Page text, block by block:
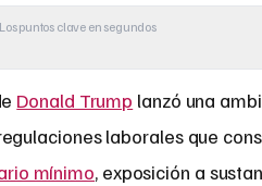
puntos clave en segundos
Donald Trump lanzó una
laborales que
mínimo, exposición a